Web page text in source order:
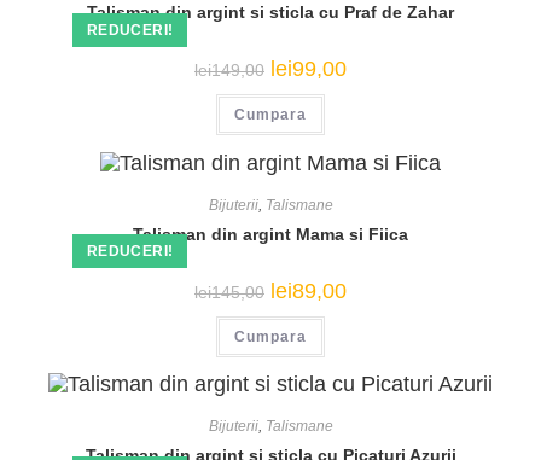
REDUCERI!
Talisman din argint si sticla cu Praf de Zahar
lei149,00 Prețul
inițial
a
fost:
lei149,00.
lei99,00Prețul
Cumpara
REDUCERI!
Bijuterii, Talismane
Talisman din argint Mama si Fiica
lei145,00 Prețul
inițial
a
fost:
lei145,00.
lei89,00Prețul
Cumpara
Bijuterii, Talismane
Talisman din argint si sticla cu Picaturi Azurii